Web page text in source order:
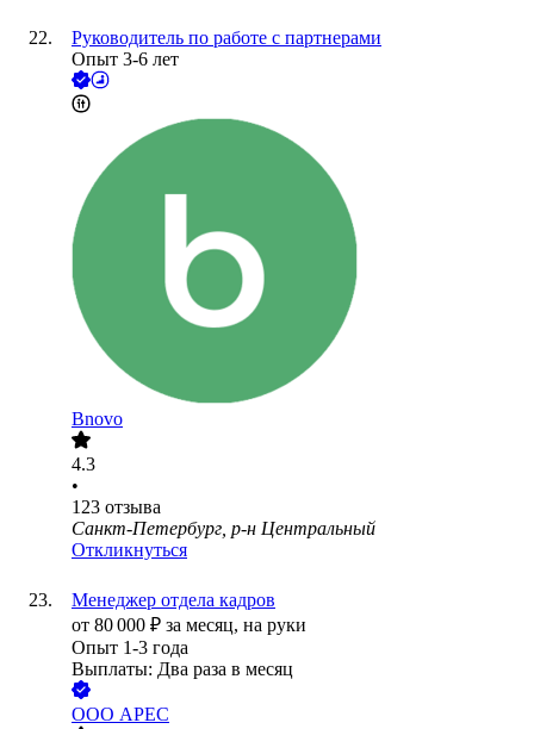
Руководитель по работе с партнерами
Опыт 3-6 лет
Bnovo
4.3
•
123 отзыва
Санкт-Петербург, р-н Центральный
Откликнуться
Менеджер отдела кадров
от 80 000 ₽ за месяц, на руки
Опыт 1-3 года
Выплаты: Два раза в месяц
ООО АРЕС